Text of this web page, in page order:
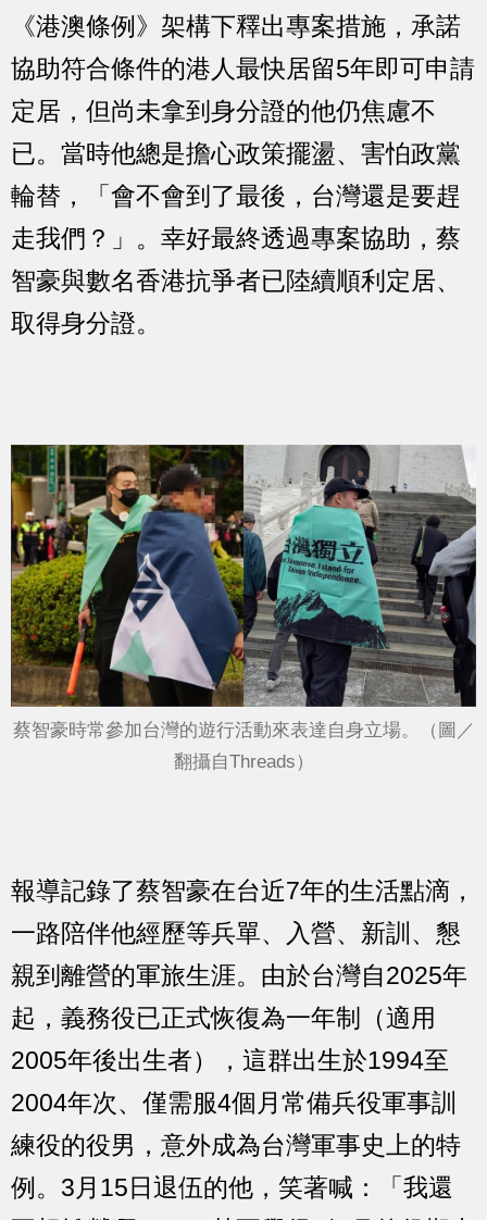
《港澳條例》架構下釋出專案措施，承諾
協助符合條件的港人最快居留5年即可申請
定居，但尚未拿到身分證的他仍焦慮不
已。當時他總是擔心政策擺盪、害怕政黨
輪替，「會不會到了最後，台灣還是要趕
走我們？」。幸好最終透過專案協助，蔡
智豪與數名香港抗爭者已陸續順利定居、
取得身分證。
蔡智豪時常參加台灣的遊行活動來表達自身立場。（圖／
翻攝自Threads）
報導記錄了蔡智豪在台近7年的生活點滴，
一路陪伴他經歷等兵單、入營、新訓、懇
親到離營的軍旅生涯。由於台灣自2025年
起，義務役已正式恢復為一年制（適用
2005年後出生者），這群出生於1994至
2004年次、僅需服4個月常備兵役軍事訓
練役的役男，意外成為台灣軍事史上的特
例。3月15日退伍的他，笑著喊：「我還